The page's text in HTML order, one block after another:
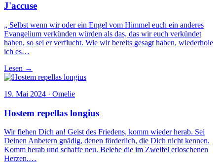
J'accuse
„ Selbst wenn wir oder ein Engel vom Himmel euch ein anderes
Evangelium verkünden würden als das, das wir euch verkündet
haben, so sei er verflucht. Wie wir bereits gesagt haben, wiederhole
ich es…
Lesen →
19. Mai 2024 · Omelie
Hostem repellas longius
Wir flehen Dich an! Geist des Friedens, komm wieder herab. Sei
Deinen Anbetern gnädig, denen förderlich, die Dich nicht kennen.
Komm herab und schaffe neu. Belebe die im Zweifel erloschenen
Herzen.…